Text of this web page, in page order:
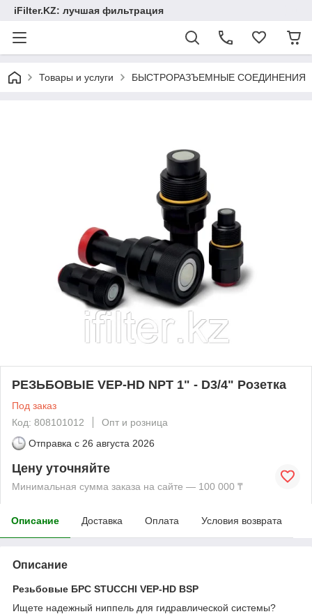
iFilter.KZ: лучшая фильтрация
Товары и услуги БЫСТРОРАЗЪЕМНЫЕ СОЕДИНЕНИЯ
РЕЗЬБОВЫЕ VEP-HD NPT 1" - D3/4" Розетка
Под заказ
Код: 808101012
Опт и розница
Отправка с 26 августа 2026
Цену уточняйте
Минимальная сумма заказа на сайте — 100 000 ₸
Описание Доставка Оплата Условия возврата
Описание
Резьбовые БРС STUCCHI VEP-HD BSP
Ищете надежный ниппель для гидравлической системы?